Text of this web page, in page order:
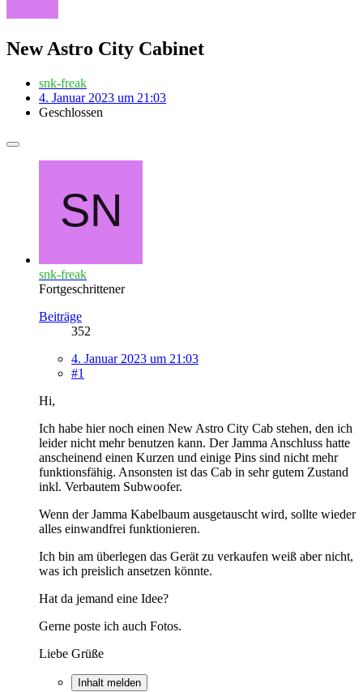
New Astro City Cabinet
snk-freak
4. Januar 2023 um 21:03
Geschlossen
snk-freak
Fortgeschrittener
Beiträge
352
4. Januar 2023 um 21:03
#1
Hi,
Ich habe hier noch einen New Astro City Cab stehen, den ich
leider nicht mehr benutzen kann. Der Jamma Anschluss hatte
anscheinend einen Kurzen und einige Pins sind nicht mehr
funktionsfähig. Ansonsten ist das Cab in sehr gutem Zustand
inkl. Verbautem Subwoofer.
Wenn der Jamma Kabelbaum ausgetauscht wird, sollte wieder
alles einwandfrei funktionieren.
Ich bin am überlegen das Gerät zu verkaufen weiß aber nicht,
was ich preislich ansetzen könnte.
Hat da jemand eine Idee?
Gerne poste ich auch Fotos.
Liebe Grüße
Inhalt melden